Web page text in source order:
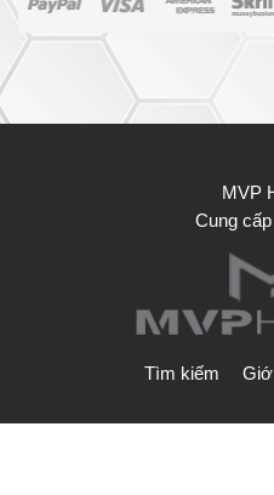
MVP
Cung
Tìm kiếm